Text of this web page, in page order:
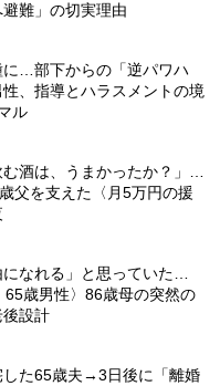
避難」の切実理由
に…部下からの「逆パワハ
、指導とハラスメントの境
ル
む酒は、うまかったか？」…
父を支えた〈月5万円の援
になれる」と思っていた…
65歳男性〉86歳母の突然の
設計
した65歳夫→3日後に「離婚